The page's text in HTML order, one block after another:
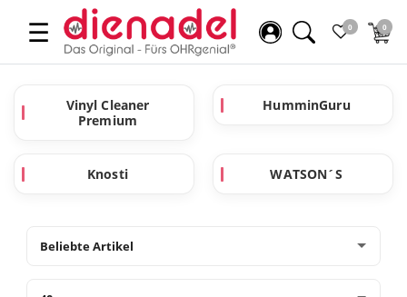
☰ 0 0
Vinyl Cleaner
Premium
HumminGuru
Knosti WATSON´S